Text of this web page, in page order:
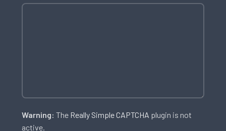
Warning: The Really Simple CAPTCHA plugin is not
active.